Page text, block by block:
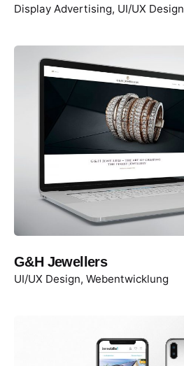
Display Advertising UI/UX Design
G&H Jewellers
UI/UX Design Webentwicklung